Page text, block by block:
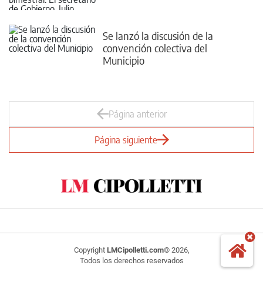
Se lanzó la discusión de la
convención colectiva del
Municipio
Página anterior
Página siguiente
Copyright LMCipolletti.com© 2026,
Todos los derechos reservados